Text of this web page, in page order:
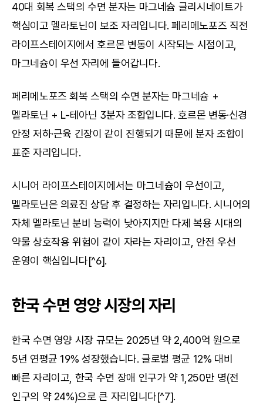
40대 회복 스택의 수면 분자는 마그네슘 글리시네이트가
핵심이고 멜라토닌이 보조 자리입니다. 페리메노포즈 직전
라이프스테이지에서 호르몬 변동이 시작되는 시점이고,
마그네슘이 우선 자리에 들어갑니다.
페리메노포즈 회복 스택의 수면 분자는 마그네슘 +
멜라토닌 + L-테아닌 3분자 조합입니다. 호르몬 변동·신경
안정 저하·근육 긴장이 같이 진행되기 때문에 분자 조합이
표준 자리입니다.
시니어 라이프스테이지에서는 마그네슘이 우선이고,
멜라토닌은 의료진 상담 후 결정하는 자리입니다. 시니어의
자체 멜라토닌 분비 능력이 낮아지지만 다제 복용 시대의
약물 상호작용 위험이 같이 자라는 자리이고, 안전 우선
운영이 핵심입니다[^6].
한국 수면 영양 시장의 자리
한국 수면 영양 시장 규모는 2025년 약 2,400억 원으로
5년 연평균 19% 성장했습니다. 글로벌 평균 12% 대비
빠른 자리이고, 한국 수면 장애 인구가 약 1,250만 명(전
인구의 약 24%)으로 큰 자리입니다[^7].